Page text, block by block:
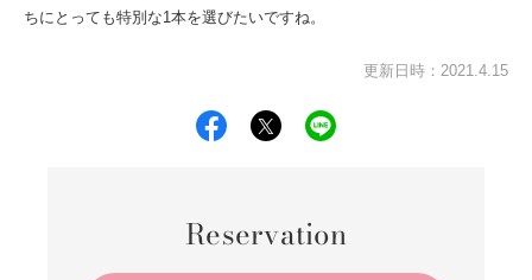
ちにとっても特別な1本を選びたいですね。
更新日時：2021.4.15
Reservation